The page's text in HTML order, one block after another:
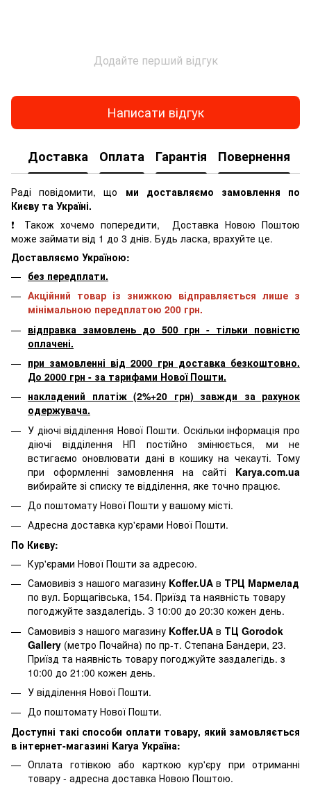
Додайте перший відгук
Написати відгук
Доставка Оплата Гарантія Повернення
Раді повідомити, що ми доставляємо замовлення по
Києву та Україні.
❗ Також хочемо попередити, Доставка Новою Поштою
може займати від 1 до 3 днів. Будь ласка, врахуйте це.
Доставляємо Україною:
без передплати.
Акційний товар із знижкою відправляється лише з
мінімальною передплатою 200 грн.
відправка замовлень до 500 грн - тільки повністю
оплачені.
при замовленні від 2000 грн доставка безкоштовно.
До 2000 грн - за тарифами Нової Пошти.
накладений платіж (2%+20 грн) завжди за рахунок
одержувача.
У діючі відділення Нової Пошти. Оскільки інформація про
діючі відділення НП постійно змінюється, ми не
встигаємо оновлювати дані в кошику на чекауті. Тому
при оформленні замовлення на сайті Karya.com.ua
вибирайте зі списку те відділення, яке точно працює.
До поштомату Нової Пошти у вашому місті.
Адресна доставка кур'єрами Нової Пошти.
По Києву:
Кур'єрами Нової Пошти за адресою.
Самовивіз з нашого магазину Koffer.UA в ТРЦ Мармелад
по вул. Борщагівська, 154. Приїзд та наявність товару
погоджуйте заздалегідь. З 10:00 до 20:30 кожен день.
Самовивіз з нашого магазину Koffer.UA в ТЦ Gorodok
Gallery (метро Почайна) по пр-т. Степана Бандери, 23.
Приїзд та наявність товару погоджуйте заздалегідь. з
10:00 до 21:00 кожен день.
У відділення Нової Пошти.
До поштомату Нової Пошти.
Доступні такі способи оплати товару, який замовляється
в інтернет-магазині Karya Україна:
Оплата готівкою або карткою кур'єру при отриманні
товару - адресна доставка Новою Поштою.